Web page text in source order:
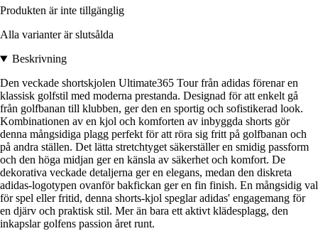
Produkten är inte tillgänglig
Alla varianter är slutsålda
Beskrivning
Den veckade shortskjolen Ultimate365 Tour från adidas förenar en
klassisk golfstil med moderna prestanda. Designad för att enkelt gå
från golfbanan till klubben, ger den en sportig och sofistikerad look.
Kombinationen av en kjol och komforten av inbyggda shorts gör
denna mångsidiga plagg perfekt för att röra sig fritt på golfbanan och
på andra ställen. Det lätta stretchtyget säkerställer en smidig passform
och den höga midjan ger en känsla av säkerhet och komfort. De
dekorativa veckade detaljerna ger en elegans, medan den diskreta
adidas-logotypen ovanför bakfickan ger en fin finish. En mångsidig val
för spel eller fritid, denna shorts-kjol speglar adidas' engagemang för
en djärv och praktisk stil. Mer än bara ett aktivt klädesplagg, den
inkapslar golfens passion året runt.